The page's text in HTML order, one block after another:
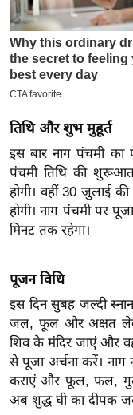
पे
प
र
मि
सा
ल
बे
मि
सा
ल
ख्सि
य
त
यं
ग
इं
डि
तिथि और शुभ मुहूर्त
इस बार नाग पंचमी का
पंचमी तिथि की
होगी। वहीं 30 जुलाई
होगी। नाग पंचमी पर
मिनट तक रहेगा।
पूजन विधि
इस दिन सुबह जल्दी
जल, फूल और अक्षत
शिव के मंदिर जाएं और
से पूजा अर्चना करें।
कराएं और फूल, फल,
अब शुद्ध घी का दीपक